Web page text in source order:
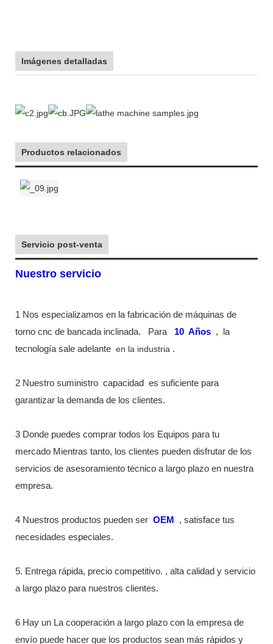
Imágenes detalladas
Productos relacionados
Servicio post-venta
Nuestro servicio
1 Nos especializamos en la fabricación de máquinas de
torno cnc de bancada inclinada.
Para 10 Años ,
la
tecnología sale adelante en la industria .
2 Nuestro suministro capacidad
es suficiente para
garantizar la demanda de los clientes.
3 Donde puedes comprar todos los Equipos para tu
mercado Mientras tanto, los clientes pueden disfrutar de los
servicios de asesoramiento técnico a largo plazo en nuestra
empresa.
4 Nuestros productos pueden ser OEM
, satisface tus
necesidades especiales.
5. Entrega rápida, precio competitivo. , alta calidad y servicio
a largo plazo para nuestros clientes.
6 Hay un La cooperación a largo plazo con la empresa de
envío puede hacer que los productos sean más rápidos y